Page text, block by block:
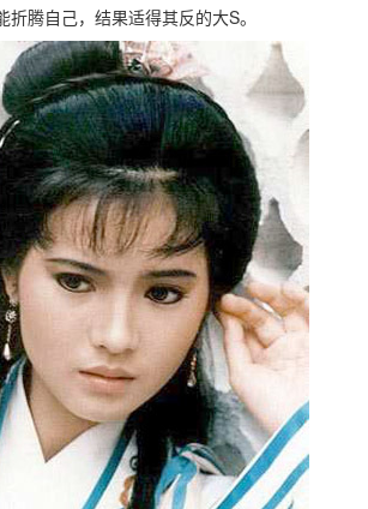
腾自己，结果适得其反的大S。